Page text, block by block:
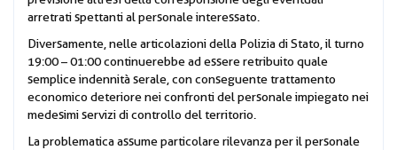
arretrati spettanti al personale interessato.
Diversamente, nelle articolazioni della Polizia di Stato, il turno
19:00 – 01:00 continuerebbe ad essere retribuito quale
semplice indennità serale, con conseguente trattamento
economico deteriore nei confronti del personale impiegato nei
medesimi servizi di controllo del territorio.
La problematica assume particolare rilevanza per il personale